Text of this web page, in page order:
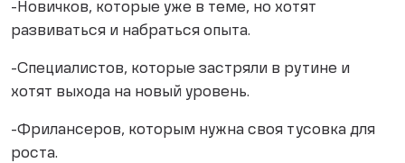
-Новичков, которые уже в теме, но хотят
развиваться и набраться опыта.
-Специалистов, которые застряли в рутине и
хотят выхода на новый уровень.
-Фрилансеров, которым нужна своя тусовка для
роста.